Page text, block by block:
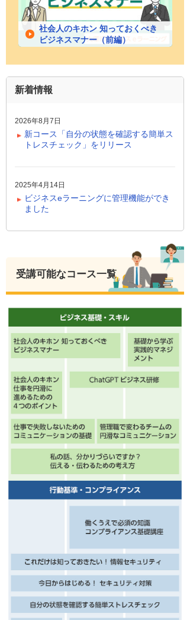
社会人のキホン 知っておくべき
ビジネスマナー（前編）
新着情報
2026年8月7日
新コース「自分の状態を確認する簡単ス
トレスチェック」をリリース
2025年4月14日
ビジネスeラーニングに管理機能ができ
ました
受講可能なコース一覧